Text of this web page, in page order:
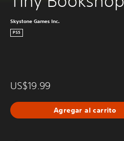
Skystone Games Inc.
PS5
US$19.99
Agregar al carrito